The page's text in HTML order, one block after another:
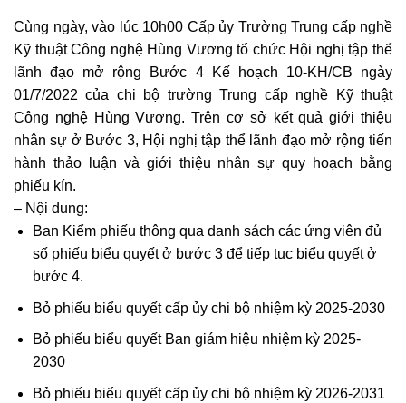
Cùng ngày, vào lúc 10h00 Cấp ủy Trường Trung cấp nghề
Kỹ thuật Công nghệ Hùng Vương tổ chức Hội nghị tập thể
lãnh đạo mở rộng Bước 4 Kế hoạch 10-KH/CB ngày
01/7/2022 của chi bộ trường Trung cấp nghề Kỹ thuật
Công nghệ Hùng Vương. Trên cơ sở kết quả giới thiệu
nhân sự ở Bước 3, Hội nghị tập thể lãnh đạo mở rộng tiến
hành thảo luận và giới thiệu nhân sự quy hoạch bằng
phiếu kín.
– Nội dung:
Ban Kiểm phiếu thông qua danh sách các ứng viên đủ
số phiếu biểu quyết ở bước 3 để tiếp tục biểu quyết ở
bước 4.
Bỏ phiếu biểu quyết cấp ủy chi bộ nhiệm kỳ 2025-2030
Bỏ phiếu biểu quyết Ban giám hiệu nhiệm kỳ 2025-
2030
Bỏ phiếu biểu quyết cấp ủy chi bộ nhiệm kỳ 2026-2031